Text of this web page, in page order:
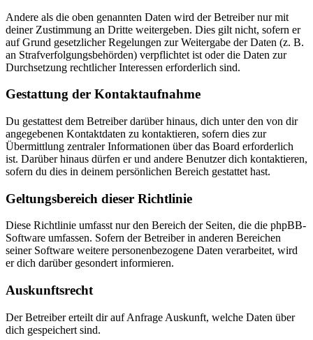
Andere als die oben genannten Daten wird der Betreiber nur mit
deiner Zustimmung an Dritte weitergeben. Dies gilt nicht, sofern er
auf Grund gesetzlicher Regelungen zur Weitergabe der Daten (z. B.
an Strafverfolgungsbehörden) verpflichtet ist oder die Daten zur
Durchsetzung rechtlicher Interessen erforderlich sind.
Gestattung der Kontaktaufnahme
Du gestattest dem Betreiber darüber hinaus, dich unter den von dir
angegebenen Kontaktdaten zu kontaktieren, sofern dies zur
Übermittlung zentraler Informationen über das Board erforderlich
ist. Darüber hinaus dürfen er und andere Benutzer dich kontaktieren,
sofern du dies in deinem persönlichen Bereich gestattet hast.
Geltungsbereich dieser Richtlinie
Diese Richtlinie umfasst nur den Bereich der Seiten, die die phpBB-
Software umfassen. Sofern der Betreiber in anderen Bereichen
seiner Software weitere personenbezogene Daten verarbeitet, wird
er dich darüber gesondert informieren.
Auskunftsrecht
Der Betreiber erteilt dir auf Anfrage Auskunft, welche Daten über
dich gespeichert sind.